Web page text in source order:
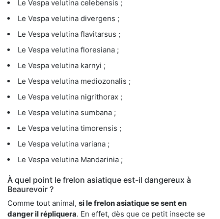
Le Vespa velutina celebensis ;
Le Vespa velutina divergens ;
Le Vespa velutina flavitarsus ;
Le Vespa velutina floresiana ;
Le Vespa velutina karnyi ;
Le Vespa velutina mediozonalis ;
Le Vespa velutina nigrithorax ;
Le Vespa velutina sumbana ;
Le Vespa velutina timorensis ;
Le Vespa velutina variana ;
Le Vespa velutina Mandarinia ;
À quel point le frelon asiatique est-il dangereux à
Beaurevoir ?
Comme tout animal, si le frelon asiatique se sent en
danger il répliquera. En effet, dès que ce petit insecte se